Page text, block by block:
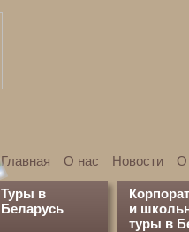
Главная О нас Новости
Туры в
Беларусь
и
туры в